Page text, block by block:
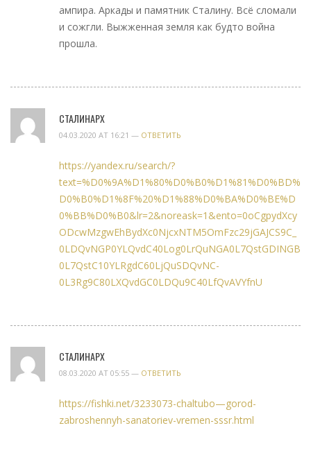
ампира. Аркады и памятник Сталину. Всё сломали
и сожгли. Выжженная земля как будто война
прошла.
СТАЛИНАРХ
04.03.2020 AT 16:21 — ОТВЕТИТЬ
https://yandex.ru/search/?
text=%D0%9A%D1%80%D0%B0%D1%81%D0%BD%
D0%B0%D1%8F%20%D1%88%D0%BA%D0%BE%D
0%BB%D0%B0&lr=2&noreask=1&ento=0oCgpydXcy
ODcwMzgwEhBydXc0NjcxNTM5OmFzc29jGAJCS9C_
0LDQvNGP0YLQvdC40Log0LrQuNGA0L7QstGDINGB
0L7QstC10YLRgdC60LjQuSDQvNC-
0L3Rg9C80LXQvdGC0LDQu9C40LfQvAVYfnU
СТАЛИНАРХ
08.03.2020 AT 05:55 — ОТВЕТИТЬ
https://fishki.net/3233073-chaltubo—gorod-
zabroshennyh-sanatoriev-vremen-sssr.html